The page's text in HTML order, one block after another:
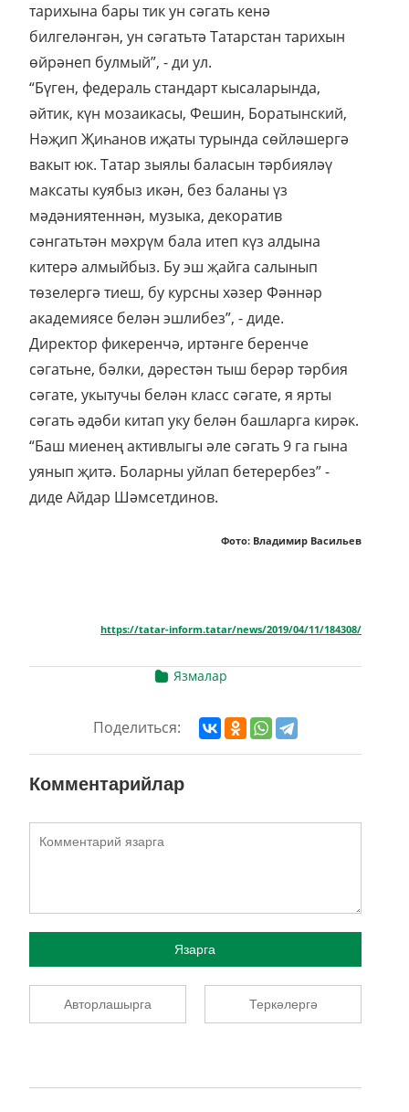
тарихына бары тик ун сәгать кенә
билгеләнгән, ун сәгатьтә Татарстан тарихын
өйрәнеп булмый”, - ди ул.
“Бүген, федераль стандарт кысаларында,
әйтик, күн мозаикасы, Фешин, Боратынский,
Нәҗип Җиһанов иҗаты турында сөйләшергә
вакыт юк. Татар зыялы баласын тәрбияләү
максаты куябыз икән, без баланы үз
мәдәниятеннән, музыка, декоратив
сәнгатьтән мәхрүм бала итеп күз алдына
китерә алмыйбыз. Бу эш җайга салынып
төзелергә тиеш, бу курсны хәзер Фәннәр
академиясе белән эшлибез”, - диде.
Директор фикеренчә, иртәнге беренче
сәгатьне, бәлки, дәрестән тыш берәр тәрбия
сәгате, укытучы белән класс сәгате, я ярты
сәгать әдәби китап уку белән башларга кирәк.
“Баш миенең активлыгы әле сәгать 9 га гына
уянып җитә. Боларны уйлап бетерербез” -
диде Айдар Шәмсетдинов.
Фото: Владимир Васильев
https://tatar-inform.tatar/news/2019/04/11/184308/
Язмалар
Поделиться:
Комментарийлар
Язарга
Авторлашырга Теркәлергә